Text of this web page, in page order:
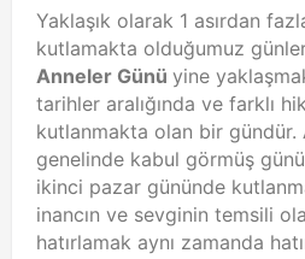
Yaklaşık olarak 1 asırdan
kutlamakta olduğumuz
Anneler Günü yine
tarihler aralığında ve farklı
kutlanmakta olan bir gündür.
genelinde kabul görmüş günü
ikinci pazar gününde
inancın ve sevginin temsili
hatırlamak aynı zamanda